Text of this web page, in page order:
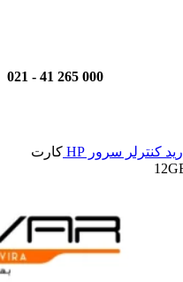
000 265 41
-
رید کنترلر سرور HP
کارت